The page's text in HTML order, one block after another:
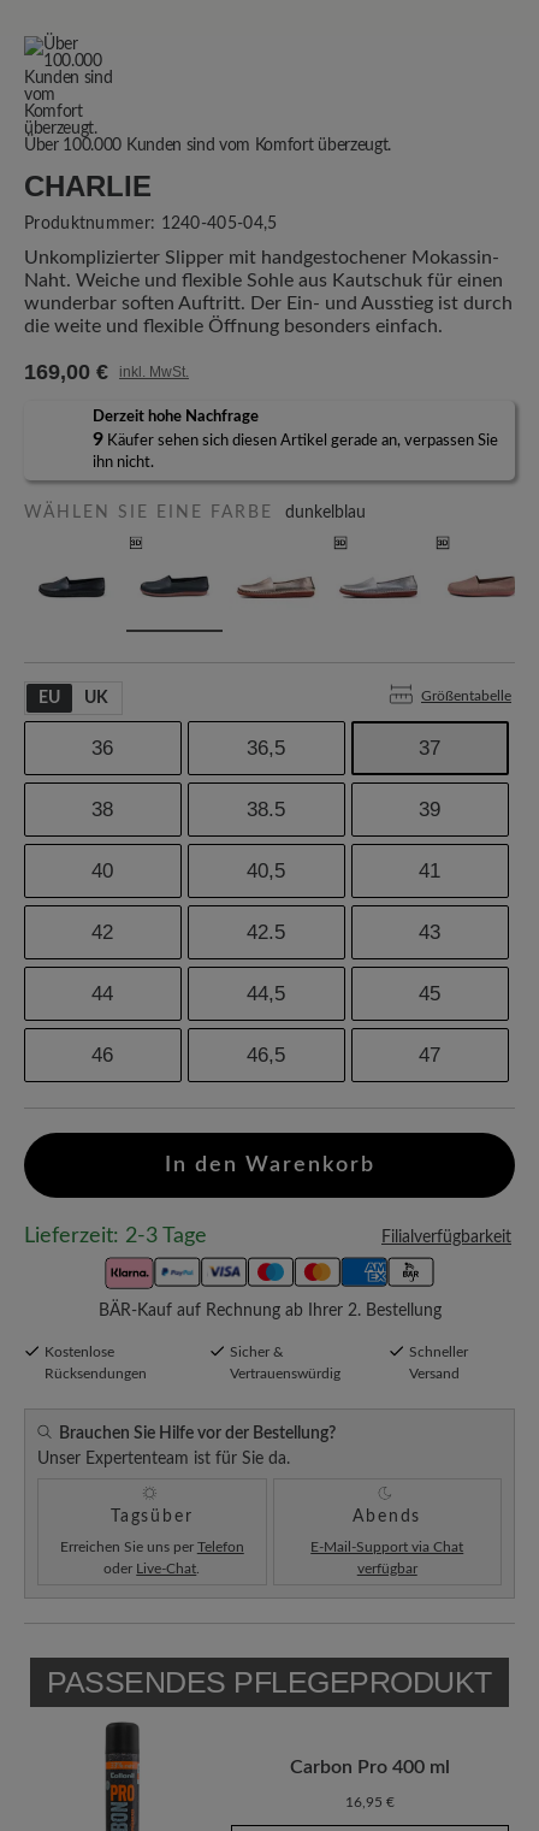
Über 100.000 Kunden sind vom Komfort überzeugt.
CHARLIE
Produktnummer: 1240-405-04,5
Unkomplizierter Slipper mit handgestochener Mokassin-
Naht. Weiche und flexible Sohle aus Kautschuk für einen
wunderbar soften Auftritt. Der Ein- und Ausstieg ist durch
die weite und flexible Öffnung besonders einfach.
169,00 € inkl. MwSt.
Derzeit hohe Nachfrage
9 Käufer sehen sich diesen Artikel gerade an, verpassen Sie
ihn nicht.
WÄHLEN SIE EINE FARBE dunkelblau
EU UK Größentabelle
36 36,5 37
38 38.5 39
40 40,5 41
42 42.5 43
44 44,5 45
46 46,5 47
In den Warenkorb
Lieferzeit: 2-3 Tage Filialverfügbarkeit
BÄR-Kauf auf Rechnung ab Ihrer 2. Bestellung
Kostenlose
Rücksendungen
Sicher &
Vertrauenswürdig
Schneller
Versand
Brauchen Sie Hilfe vor der Bestellung?
Unser Expertenteam ist für Sie da.
Tagsüber
Erreichen Sie uns per Telefon
oder Live-Chat
Abends
E-Mail-Support via Chat
verfügbar
PASSENDES PFLEGEPRODUKT
Carbon Pro 400 ml
16,95 €